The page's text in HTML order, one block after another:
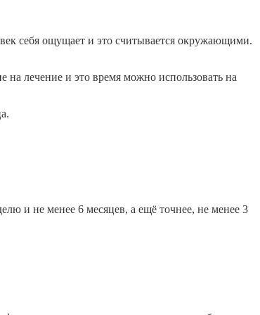
себя ощущает и это считывается окружающими.
лечение и это время можно использовать на
и не менее 6 месяцев, а ещё точнее, не менее 3